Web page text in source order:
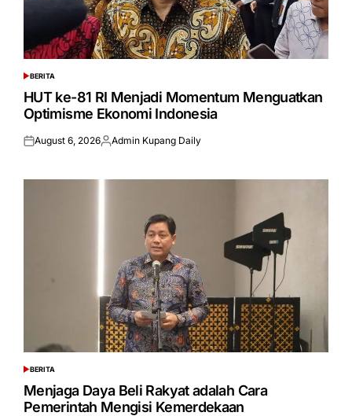
POSTED
IN
BERITA
HUT ke-81 RI Menjadi Momentum Menguatkan
Optimisme Ekonomi Indonesia
Posted
August 6, 2026Posted
Admin Kupang Daily
POSTED
IN
BERITA
Menjaga Daya Beli Rakyat adalah Cara
Pemerintah Mengisi Kemerdekaan